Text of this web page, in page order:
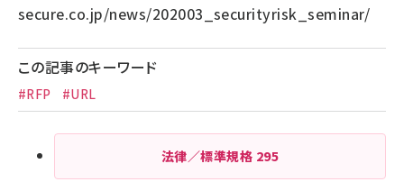
secure.co.jp/news/202003_securityrisk_seminar/
この記事のキーワード
#RFP #URL
法律／標準規格 295